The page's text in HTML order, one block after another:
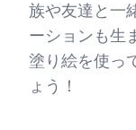
族や友達と一
ーションも生
塗り絵を使っ
ょう！